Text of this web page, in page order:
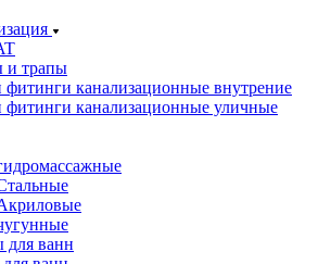
трапы
канализационные внутрение
канализационные уличные
для ванн